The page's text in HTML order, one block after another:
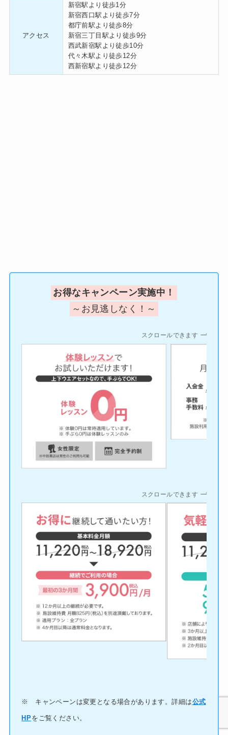
アクセス
新宿駅より徒歩1分
新宿西口駅より徒歩7分
都庁前駅より徒歩8分
新宿三丁目駅より徒歩9分
西武新宿駅より徒歩10分
代々木駅より徒歩12分
西新宿駅より徒歩12分
お得なキャンペーン実施中！
～お見逃しなく！～
スクロールできます
スクロールできます
※ キャンペーンは変更となる場合があります。詳細は公式
HPをご覧ください。